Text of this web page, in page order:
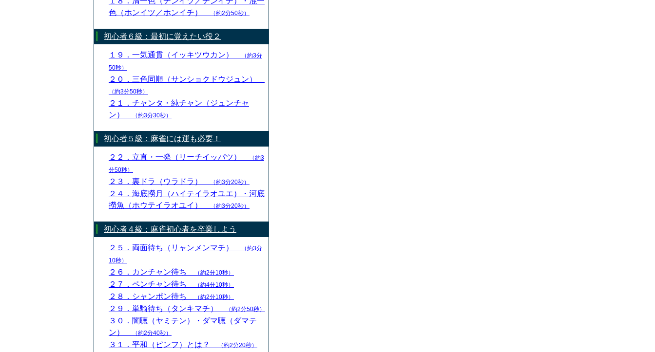
色（ホンイツ／ホンイチ）
（約2分50秒）
初心者６級：最初に覚えたい役２
１９．一気通貫（イッキツウカン）
（約3分
50秒）
２０．三色同順（サンショクドウジュン）
（約3分50秒）
２１．チャンタ・純チャン（ジュンチャ
ン）
（約3分30秒）
初心者５級：麻雀には運も必要！
２２．立直・一発（リーチイッパツ）
（約3
分50秒）
２３．裏ドラ（ウラドラ） （約3分20秒）
２４．海底撈月（ハイテイラオユエ）・河底
撈魚（ホウテイラオユイ）
（約3分20秒）
初心者４級：麻雀初心者を卒業しよう
２５．両面待ち（リャンメンマチ）
（約3分
10秒）
２６．カンチャン待ち （約2分10秒）
２７．ペンチャン待ち （約4分10秒）
２８．シャンポン待ち （約2分10秒）
２９．単騎待ち（タンキマチ） （約2分50秒）
３０．闇聴（ヤミテン）・ダマ聴（ダマテ
ン）
（約2分40秒）
３１．平和（ピンフ）とは？ （約2分20秒）